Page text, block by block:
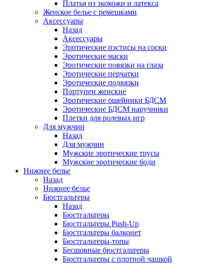
Платья из экокожи и латекса
Женское белье с ремешками
Аксессуары
Назад
Аксессуары
Эротические пэстисы на соски
Эротические маски
Эротические повязки на глаза
Эротические перчатки
Эротические подвязки
Портупеи женские
Эротические ошейники БДСМ
Эротические БДСМ наручники
Плетки для ролевых игр
Для мужчин
Назад
Для мужчин
Мужские эротические трусы
Мужские эротические боди
Нижнее белье
Назад
Нижнее белье
Бюстгальтеры
Назад
Бюстгальтеры
Бюстгальтеры Push-Up
Бюстгальтеры балконет
Бюстгальтеры-топы
Бесшовные бюстгальтеры
Бюстгальтеры с плотной чашкой